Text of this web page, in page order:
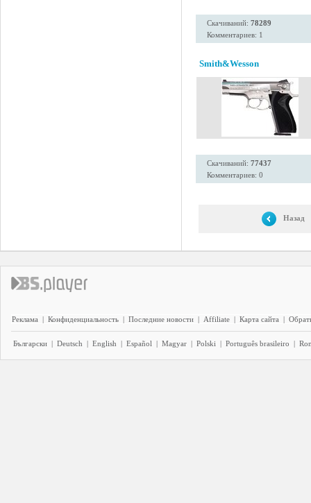
Скачиваний: 78289
Комментариев: 1
Smith&Wesson
Скачиваний: 77437
Комментариев: 0
Назад
Реклама | Конфиденциальность | Последние новости | Affiliate | Карта сайта |
Български | Deutsch | English | Español | Magyar | Polski | Português brasileiro |